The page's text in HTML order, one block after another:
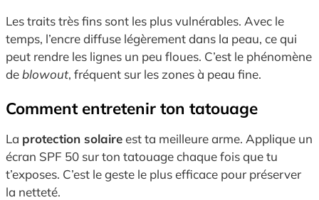
Les traits très fins sont les plus vulnérables. Avec le
temps, l’encre diffuse légèrement dans la peau, ce qui
peut rendre les lignes un peu floues. C’est le phénomène
de blowout, fréquent sur les zones à peau fine.
Comment entretenir ton tatouage
La protection solaireest ta meilleure arme. Applique un
écran SPF 50 sur ton tatouage chaque fois que tu
t’exposes. C’est le geste le plus efficace pour préserver
la netteté.